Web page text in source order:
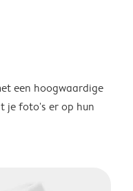
een hoogwaardige
je foto's er op hun